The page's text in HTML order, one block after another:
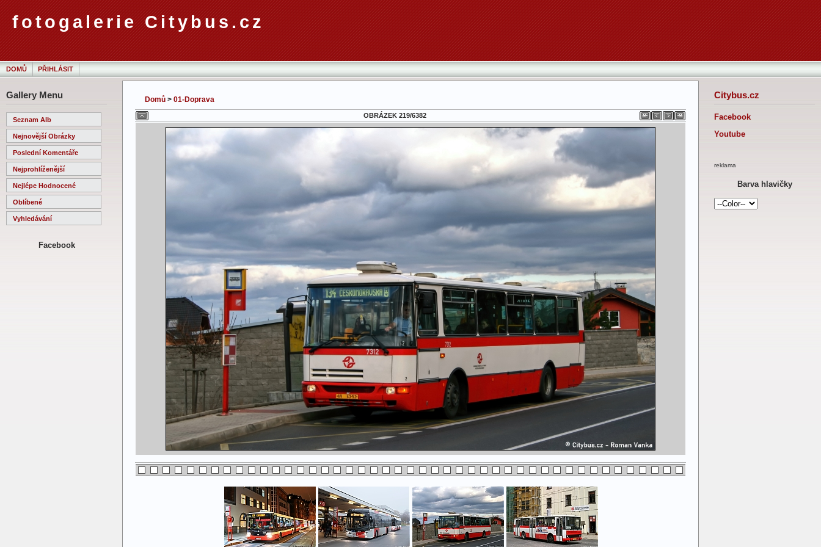
fotogalerie Citybus.cz
DOMŮ PŘIHLÁSIT
Gallery Menu
Seznam Alb
Nejnovější Obrázky
Poslední Komentáře
Nejprohlíženější
Nejlépe Hodnocené
Oblíbené
Vyhledávání
Facebook
Citybus.cz
Facebook
Youtube
reklama
Barva hlavičky
Domů > 01-Doprava
OBRÁZEK 219/6382